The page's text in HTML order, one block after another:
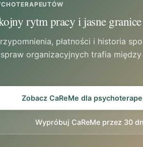
rytm pracy i jasne
płatności i historia
organizacyjnych trafia
Zobacz CaReMe dla
Wypróbuj CaReMe przez 30